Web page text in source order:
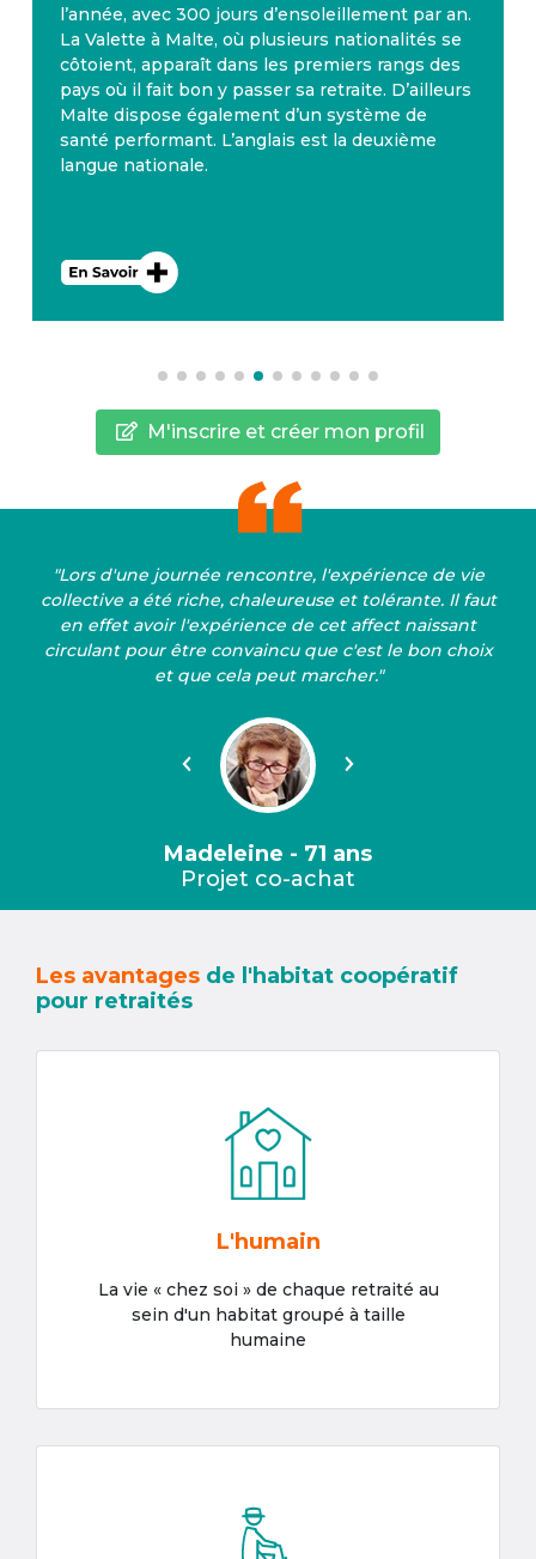
l’année, avec 300 jours d’ensoleillement par an.
La Valette à Malte, où plusieurs nationalités se
côtoient, apparaît dans les premiers rangs des
pays où il fait bon y passer sa retraite. D’ailleurs
Malte dispose également d’un système de
santé performant. L’anglais est la deuxième
langue nationale.
M'inscrire et créer mon profil
"Lors d'une journée rencontre, l'expérience de vie
collective a été riche, chaleureuse et tolérante. Il faut
en effet avoir l'expérience de cet affect naissant
circulant pour être convaincu que c'est le bon choix
et que cela peut marcher."
Précédent Suivant
Madeleine - 71 ans
Projet co-achat
Les avantages de l'habitat coopératif
pour retraités
L'humain
La vie « chez soi » de chaque retraité au
sein d'un habitat groupé à taille
humaine